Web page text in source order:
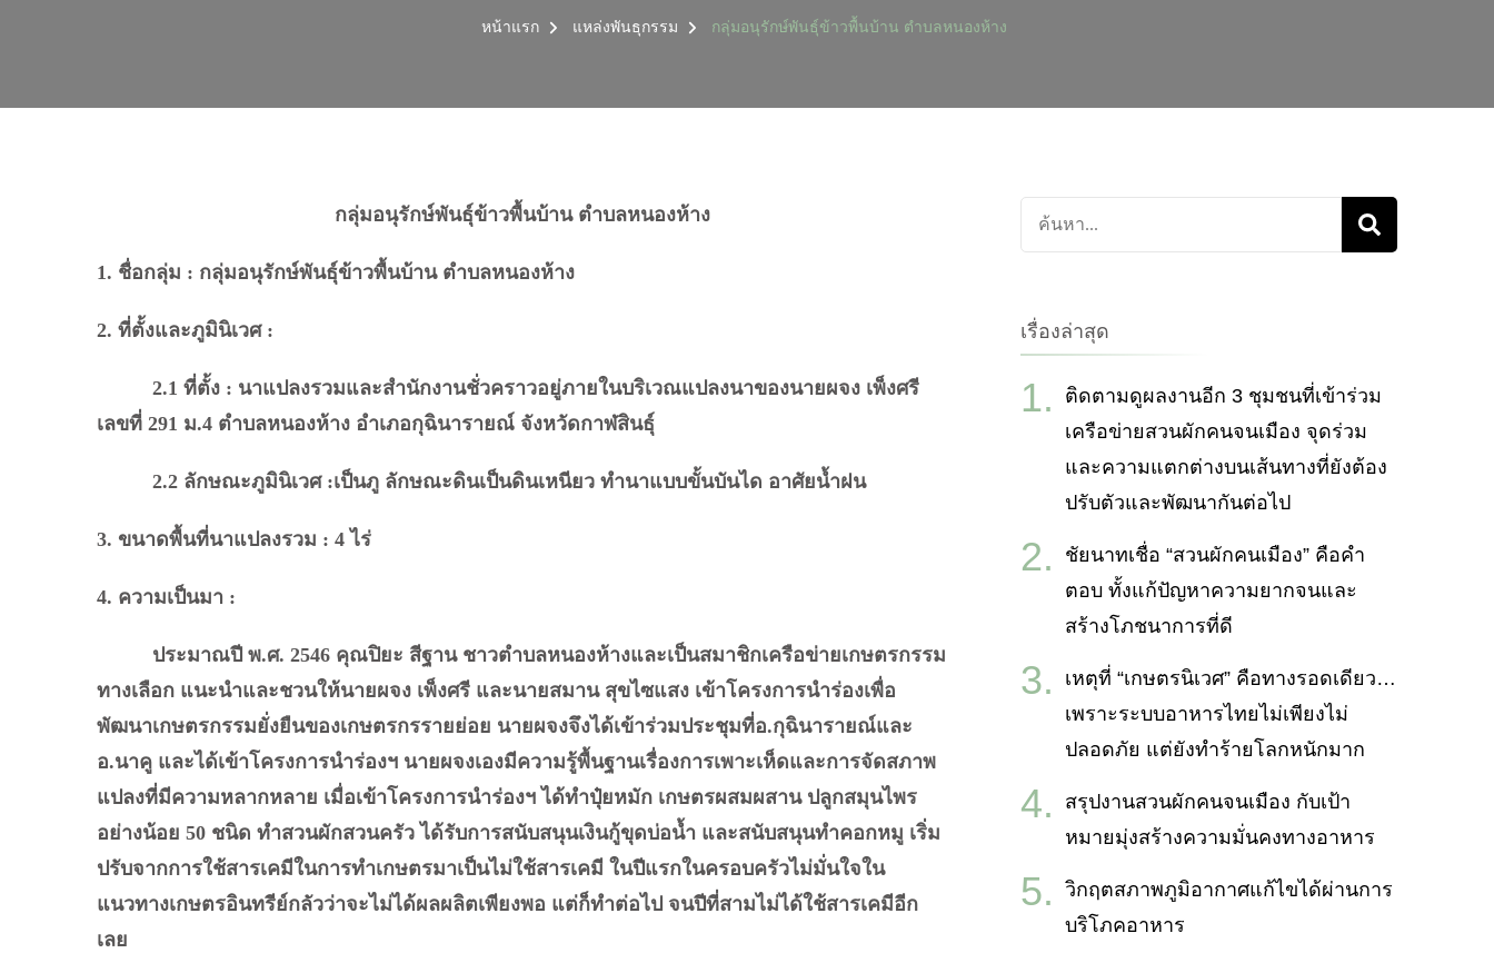
หน้าแรก แหล่งพันธุกรรม กลุ่มอนุรักษ์พันธุ์ข้าวพื้นบ้าน ตำบลหนองห้าง
กลุ่มอนุรักษ์พันธุ์ข้าวพื้นบ้าน ตำบลหนองห้าง
1. ชื่อกลุ่ม : กลุ่มอนุรักษ์พันธุ์ข้าวพื้นบ้าน ตำบลหนองห้าง
2. ที่ตั้งและภูมินิเวศ :
2.1 ที่ตั้ง : นาแปลงรวมและสำนักงานชั่วคราวอยู่ภายในบริเวณแปลงนาของนายผจง เพ็งศรี
เลขที่ 291 ม.4 ตำบลหนองห้าง อำเภอกุฉินารายณ์ จังหวัดกาฬสินธุ์
2.2 ลักษณะภูมินิเวศ :เป็นภู ลักษณะดินเป็นดินเหนียว ทำนาแบบขั้นบันได อาศัยน้ำฝน
3. ขนาดพื้นที่นาแปลงรวม : 4 ไร่
4. ความเป็นมา :
ประมาณปี พ.ศ. 2546 คุณปิยะ สีฐาน ชาวตำบลหนองห้างและเป็นสมาชิกเครือข่ายเกษตรกรรม
ทางเลือก แนะนำและชวนให้นายผจง เพ็งศรี และนายสมาน สุขไซแสง เข้าโครงการนำร่องเพื่อ
พัฒนาเกษตรกรรมยั่งยืนของเกษตรกรรายย่อย นายผจงจึงได้เข้าร่วมประชุมที่อ.กุฉินารายณ์และ
อ.นาคู และได้เข้าโครงการนำร่องฯ นายผจงเองมีความรู้พื้นฐานเรื่องการเพาะเห็ดและการจัดสภาพ
แปลงที่มีความหลากหลาย เมื่อเข้าโครงการนำร่องฯ ได้ทำปุ๋ยหมัก เกษตรผสมผสาน ปลูกสมุนไพร
อย่างน้อย 50 ชนิด ทำสวนผักสวนครัว ได้รับการสนับสนุนเงินกู้ขุดบ่อน้ำ และสนับสนุนทำคอกหมู เริ่ม
ปรับจากการใช้สารเคมีในการทำเกษตรมาเป็นไม่ใช้สารเคมี ในปีแรกในครอบครัวไม่มั่นใจใน
แนวทางเกษตรอินทรีย์กลัวว่าจะไม่ได้ผลผลิตเพียงพอ แต่ก็ทำต่อไป จนปีที่สามไม่ได้ใช้สารเคมีอีก
เลย
ค้นหา
เกี่ยว
เรื่องล่าสุด
ติดตามดูผลงานอีก 3 ชุมชนที่เข้าร่วม
เครือข่ายสวนผักคนจนเมือง จุดร่วม
และความแตกต่างบนเส้นทางที่ยังต้อง
ปรับตัวและพัฒนากันต่อไป
ชัยนาทเชื่อ “สวนผักคนเมือง” คือคำ
ตอบ ทั้งแก้ปัญหาความยากจนและ
สร้างโภชนาการที่ดี
เหตุที่ “เกษตรนิเวศ” คือทางรอดเดียว…
เพราะระบบอาหารไทยไม่เพียงไม่
ปลอดภัย แต่ยังทำร้ายโลกหนักมาก
สรุปงานสวนผักคนจนเมือง กับเป้า
หมายมุ่งสร้างความมั่นคงทางอาหาร
วิกฤตสภาพภูมิอากาศแก้ไขได้ผ่านการ
บริโภคอาหาร